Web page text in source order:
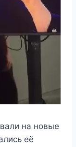
на новые
её